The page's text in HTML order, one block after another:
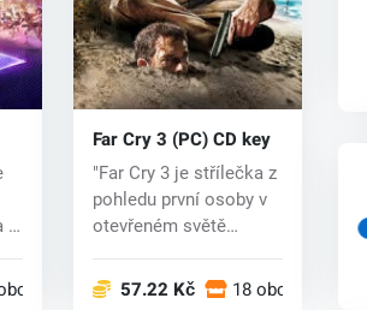
z
Far Cry 3 (PC) CD key
"Far Cry 3 je střílečka z
pohledu první osoby v
otevřeném světě
57.22 Kč 18 obchodech